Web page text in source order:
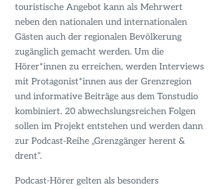
touristische Angebot kann als Mehrwert
neben den nationalen und internationalen
Gästen auch der regionalen Bevölkerung
zugänglich gemacht werden. Um die
Hörer*innen zu erreichen, werden Interviews
mit Protagonist*innen aus der Grenzregion
und informative Beiträge aus dem Tonstudio
kombiniert. 20 abwechslungsreichen Folgen
sollen im Projekt entstehen und werden dann
zur Podcast-Reihe „Grenzgänger herent &
drent“.
Podcast-Hörer gelten als besonders